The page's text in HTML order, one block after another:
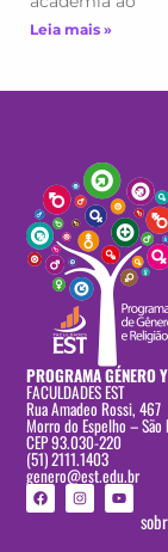
Leia mais »
PROGRAMA GÉNERO
FACULDADES EST
Rua Amadeo Rossi, 467
Morro do Espelho –
CEP 93.030-220
(51) 2111.1403
genero@est.edu.br
F
a
c
I
n
s
Y
o
u